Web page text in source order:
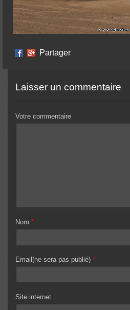
Partager
Laisser un commentaire
Votre commentaire
Nom *
Email(ne sera pas publié) *
Site internet